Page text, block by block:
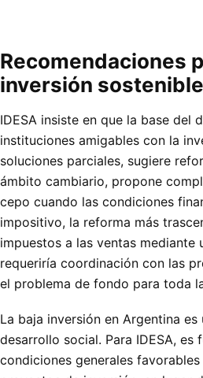
Recomendaciones
inversión sostenible
IDESA insiste en que la base del
instituciones amigables con la
soluciones parciales, sugiere
ámbito cambiario, propone
cepo cuando las condiciones
impositivo, la reforma más
impuestos a las ventas mediante
requeriría coordinación con las
el problema de fondo para toda
La baja inversión en Argentina
desarrollo social. Para IDESA, es
condiciones generales